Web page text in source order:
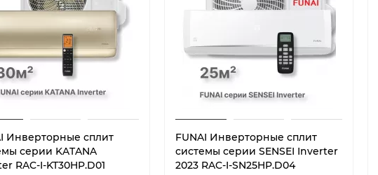
Инверторные сплит
серии KATANA
RAC-I-KT30HP.D01
FUNAI Инверторные сплит
системы серии SENSEI Inverter
2023 RAC-I-SN25HP.D04